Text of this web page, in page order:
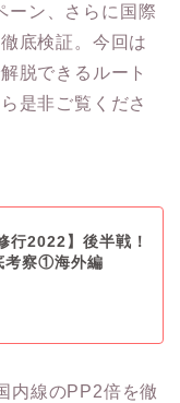
ン、さらに国際
底検証。今回は
脱できるルート
是非ご覧くださ
行2022】後半戦！
考察①海外編
内線のPP2倍を徹